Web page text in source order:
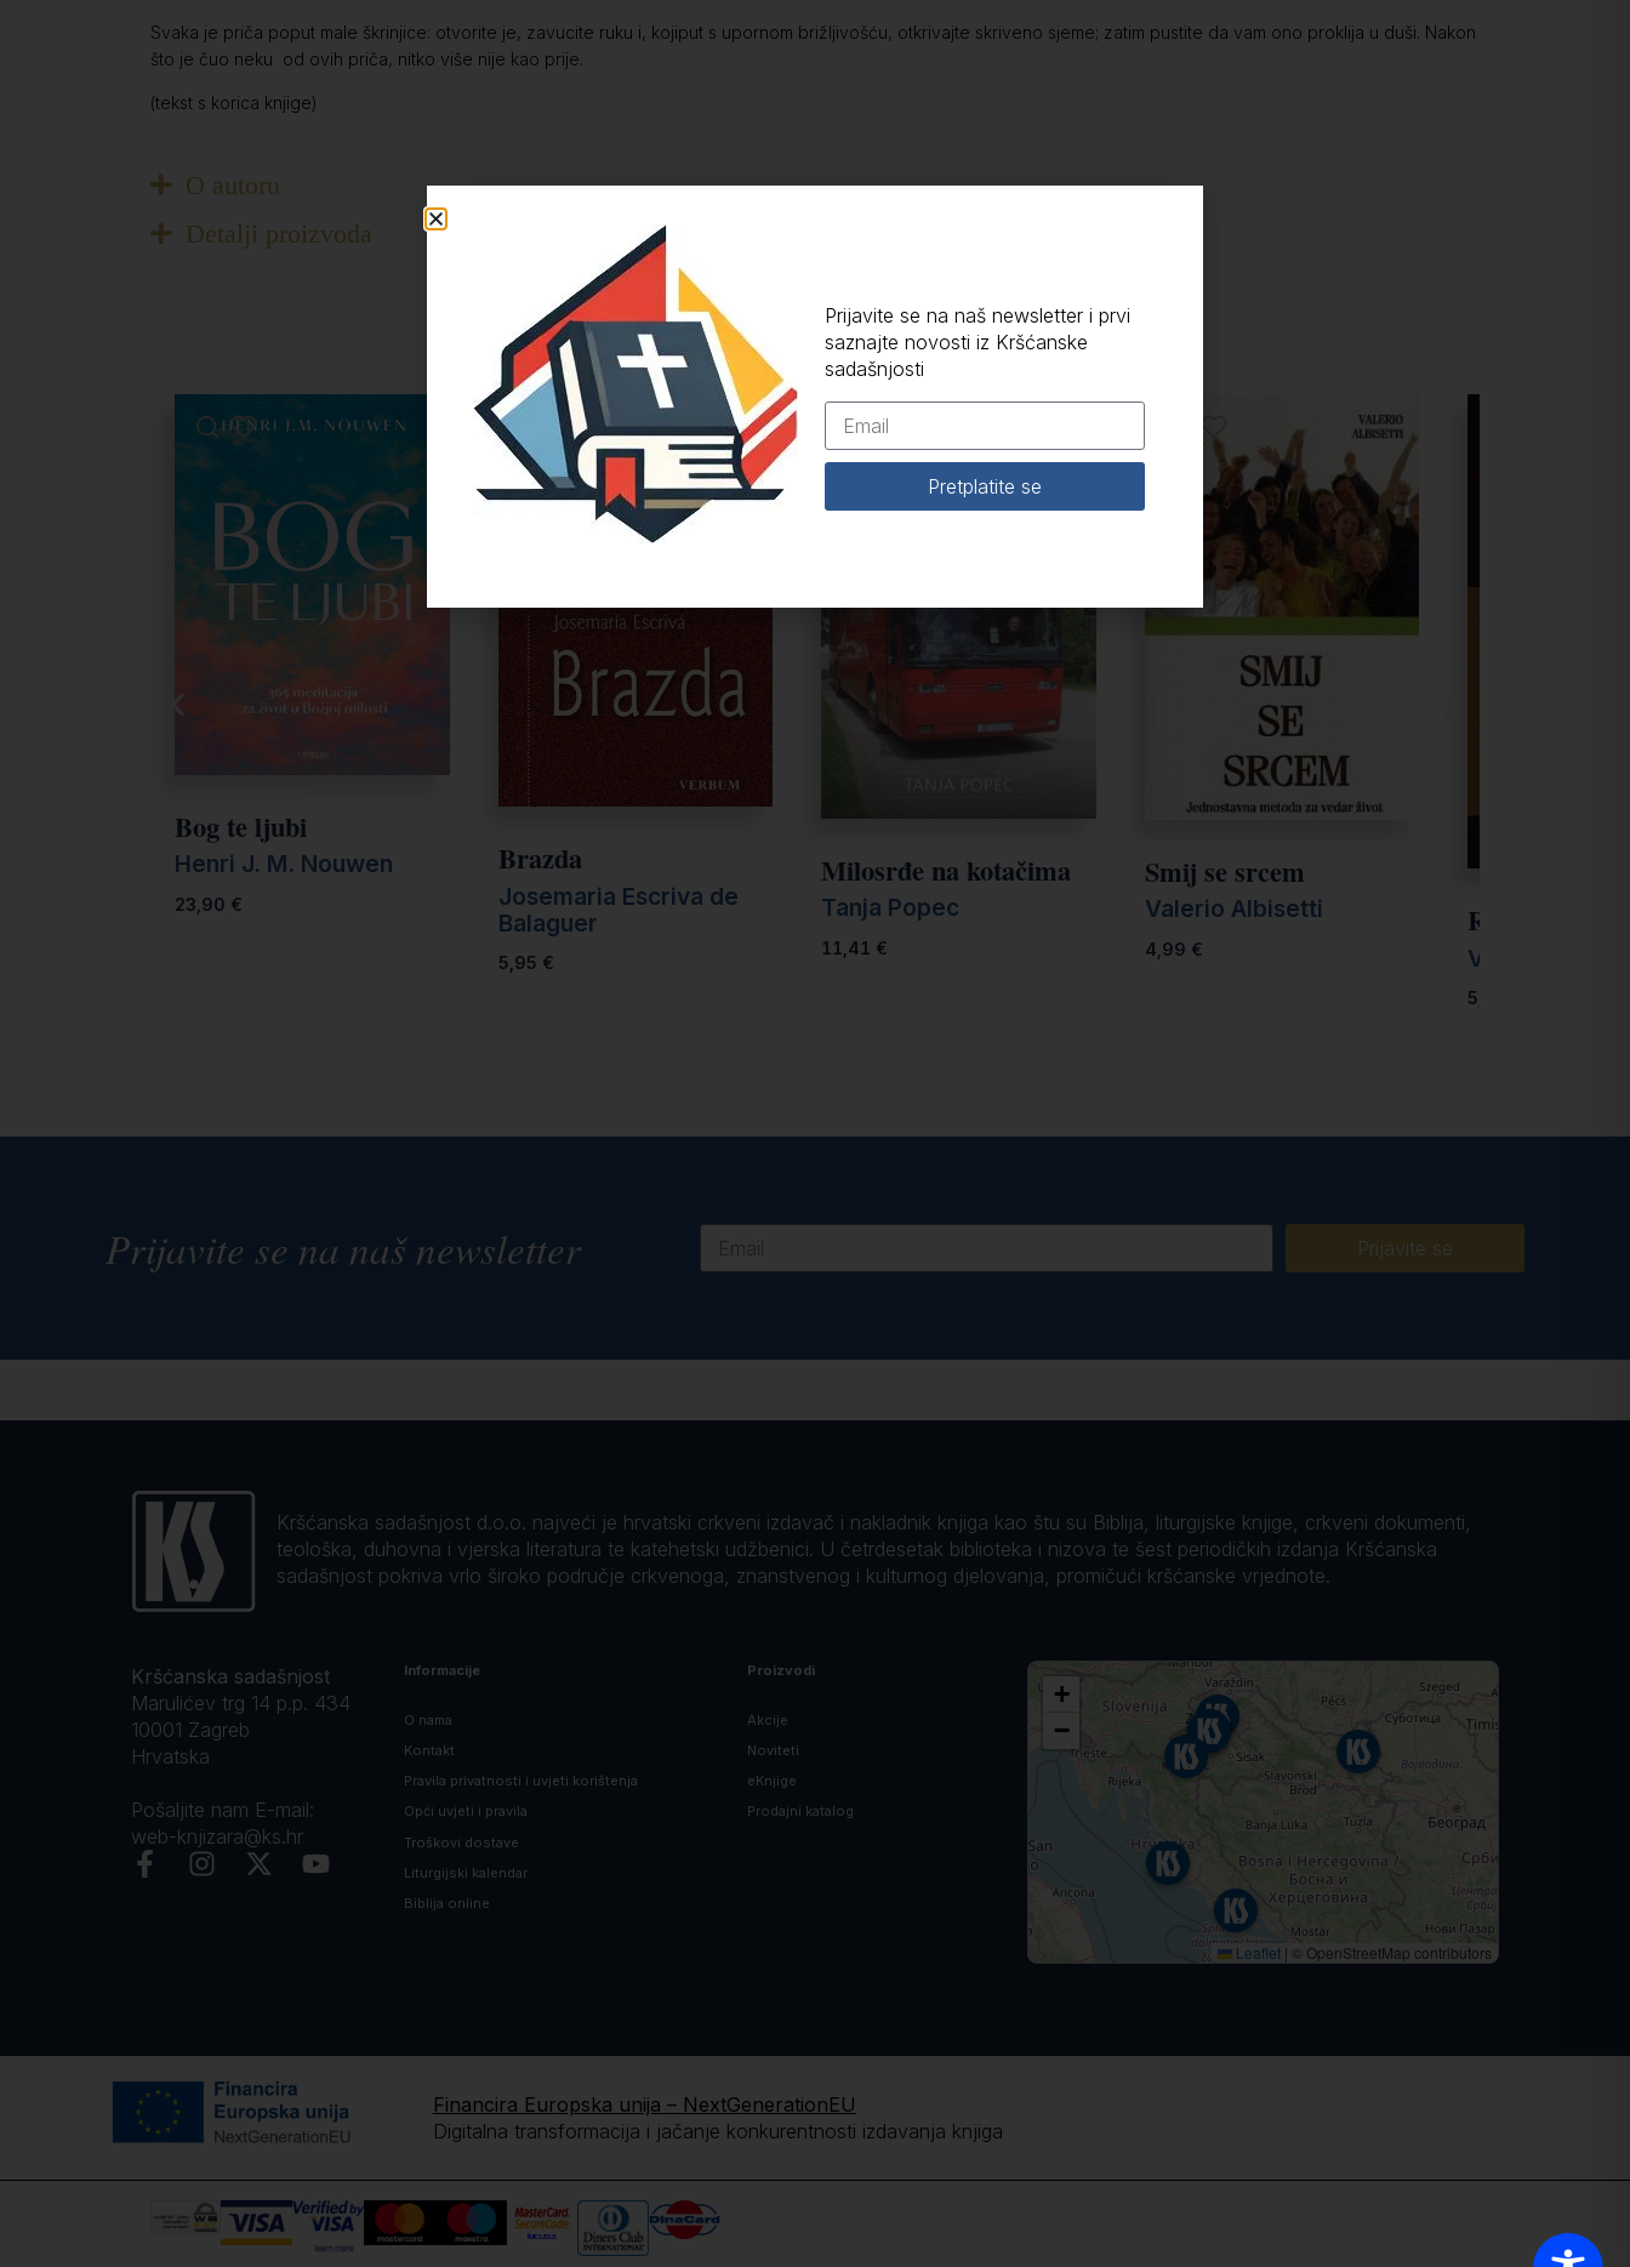
Svaka je priča poput male škrinjice: otvorite je, zavucite ruku i, kojiput s upornom brižljivošću, otkrivajte skriveno sjeme; zatim pustite da vam ono proklija u duši. Nakon
što je čuo neku od ovih priča, nitko više nije kao prije.
(tekst s korica knjige)
O autoru
Detalji proizvoda
Povezani proizvodi
Bog te ljubi
Henri J. M. Nouwen
23,90 €
Brazda
Josemaria Escriva de
Balaguer
5,95 €
Milosrđe na kotačima
Tanja Popec
11,41 €
Smij se srcem
Valerio Albisetti
4,99 €
Raditi sa
Valerio
5,00
Prijavite se na naš newsletter Prijavite se
Kršćanska sadašnjost d.o.o. najveći je hrvatski crkveni izdavač i nakladnik knjiga kao štu su Biblija, liturgijske knjige, crkveni dokumenti,
teološka, duhovna i vjerska literatura te katehetski udžbenici. U četrdesetak biblioteka i nizova te šest periodičkih izdanja Kršćanska
sadašnjost pokriva vrlo široko područje crkvenoga, znanstvenog i kulturnog djelovanja, promičući kršćanske vrjednote.
Kršćanska sadašnjost
Marulićev trg 14 p.p. 434
10001 Zagreb
Hrvatska
Pošaljite nam E-mail:
web-knjizara@ks.hr
Informacije
O nama
Kontakt
Pravila privatnosti i uvjeti korištenja
Opći uvjeti i pravila
Troškovi dostave
Liturgijski kalendar
Biblija online
Proizvodi
Akcije
Noviteti
eKnjige
Prodajni katalog
+
−
Leaflet | © OpenStreetMap contributors
Financira Europska unija – NextGenerationEU
Digitalna transformacija i jačanje konkurentnosti izdavanja knjiga
Prijavite se na naš newsletter i prvi
saznajte novosti iz Kršćanske
sadašnjosti
Pretplatite se